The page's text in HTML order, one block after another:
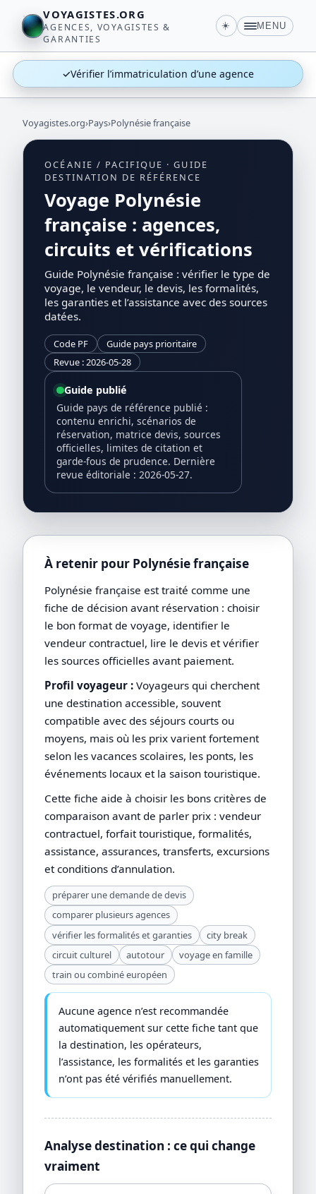
VOYAGISTES.ORG
AGENCES, VOYAGISTES &
GARANTIES
☀️ MENU
✓Vérifier l’immatriculation d’une agence
Voyagistes.org›Pays›Polynésie française
OCÉANIE / PACIFIQUE · GUIDE
DESTINATION DE RÉFÉRENCE
Voyage Polynésie
française : agences,
circuits et vérifications
Guide Polynésie française : vérifier le type de
voyage, le vendeur, le devis, les formalités,
les garanties et l’assistance avec des sources
datées.
Code PF
Guide pays prioritaire
Revue : 2026-05-28
Guide publié
Guide pays de référence publié :
contenu enrichi, scénarios de
réservation, matrice devis, sources
officielles, limites de citation et
garde-fous de prudence. Dernière
revue éditoriale : 2026-05-27.
À retenir pour Polynésie française
Polynésie française est traité comme une
fiche de décision avant réservation : choisir
le bon format de voyage, identifier le
vendeur contractuel, lire le devis et vérifier
les sources officielles avant paiement.
Profil voyageur : Voyageurs qui cherchent
une destination accessible, souvent
compatible avec des séjours courts ou
moyens, mais où les prix varient fortement
selon les vacances scolaires, les ponts, les
événements locaux et la saison touristique.
Cette fiche aide à choisir les bons critères de
comparaison avant de parler prix : vendeur
contractuel, forfait touristique, formalités,
assistance, assurances, transferts, excursions
et conditions d’annulation.
préparer une demande de devis
comparer plusieurs agences
vérifier les formalités et garanties
city break
circuit culturel
autotour
voyage en famille
train ou combiné européen
Aucune agence n’est recommandée
automatiquement sur cette fiche tant que
la destination, les opérateurs,
l’assistance, les formalités et les garanties
n’ont pas été vérifiés manuellement.
Analyse destination : ce qui change
vraiment